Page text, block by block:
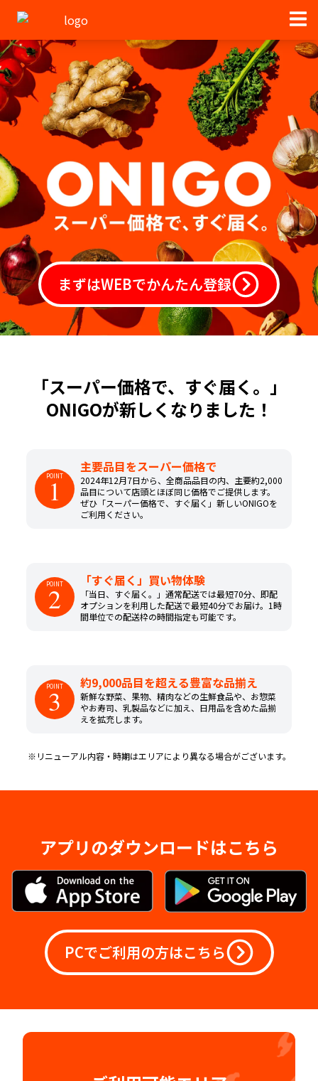
まずはWEBでかんたん登録
「スーパー価格で、すぐ届く。」
ONIGOが新しくなりました！
POINT
1
主要品目をスーパー価格で
2024年12月7日から、全商品品目の内、主要約2,000
品目について店頭とほぼ同じ価格でご提供します。
ぜひ「スーパー価格で、すぐ届く」新しいONIGOを
ご利用ください。
POINT
2
「すぐ届く」買い物体験
「当日、すぐ届く。」通常配送では最短70分、即配
オプションを利用した配送で最短40分でお届け。1時
間単位での配送枠の時間指定も可能です。
POINT
3
約9,000品目を超える豊富な品揃え
新鮮な野菜、果物、精肉などの生鮮食品や、お惣菜
やお寿司、乳製品などに加え、日用品を含めた品揃
えを拡充します。
※リニューアル内容・時期はエリアにより異なる場合がございます。
アプリのダウンロードはこちら
PCでご利用の方はこちら